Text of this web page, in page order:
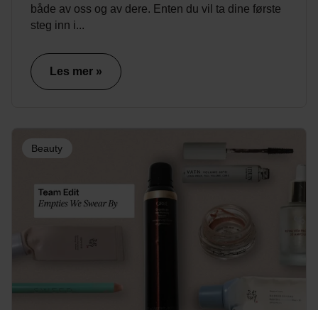
både av oss og av dere. Enten du vil ta dine første
steg inn i...
Les mer »
Beauty